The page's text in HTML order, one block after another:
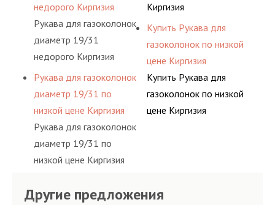
недорого Киргизия
Рукава для газоколонок
диаметр 19/31
недорого Киргизия
Рукава для газоколонок
диаметр 19/31 по
низкой цене Киргизия
Рукава для газоколонок
диаметр 19/31 по
низкой цене Киргизия
Киргизия
Купить Рукава для
газоколонок по низкой
цене Киргизия
Купить Рукава для
газоколонок по низкой
цене Киргизия
Другие предложения